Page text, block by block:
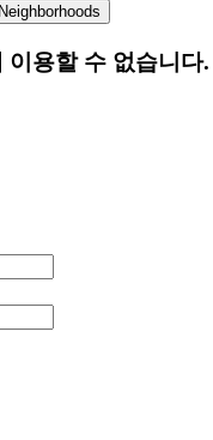
이용할 수 없습니다.